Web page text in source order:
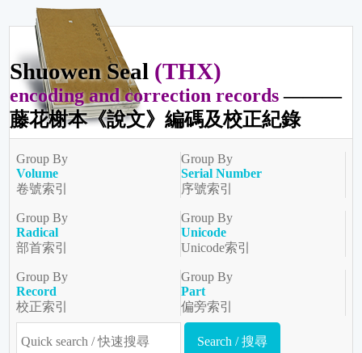
Shuowen Seal (THX)
encoding and correction records ———
藤花榭本《說文》編碼及校正紀錄
Group By
Volume
卷號索引
Group By
Serial Number
序號索引
Group By
Radical
部首索引
Group By
Unicode
Unicode索引
Group By
Record
校正索引
Group By
Part
偏旁索引